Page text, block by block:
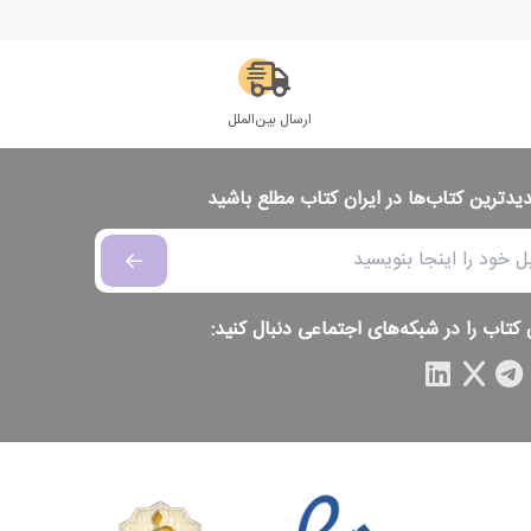
ارسال بین‌الملل
کتاب‌ها در ایران کتاب مطلع باشید
کتاب را در شبکه‌های اجتماعی دنبال کنید: